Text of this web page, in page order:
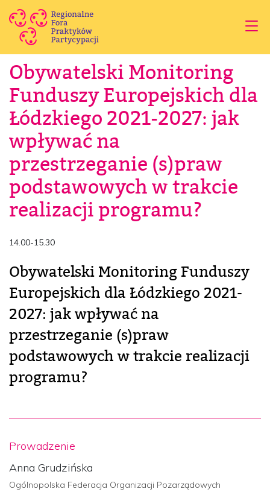
Obywatelski Monitoring
Funduszy Europejskich dla
Łódzkiego 2021-2027: jak
wpływać na
przestrzeganie (s)praw
podstawowych w trakcie
realizacji programu?
14.00-15.30
Obywatelski Monitoring Funduszy
Europejskich dla Łódzkiego 2021-
2027: jak wpływać na
przestrzeganie (s)praw
podstawowych w trakcie realizacji
programu?
Prowadzenie
Anna Grudzińska
Ogólnopolska Federacja Organizacji Pozarządowych